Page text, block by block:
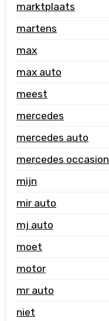
marktplaats
martens
max
max auto
meest
mercedes
mercedes auto
mercedes occasion
mijn
mir auto
mj auto
moet
motor
mr auto
niet